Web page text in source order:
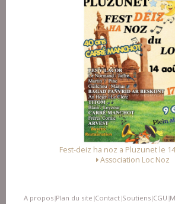
Fest Noz
Alliance
A propos |Plan du site |Contact |Soutiens |CGU |